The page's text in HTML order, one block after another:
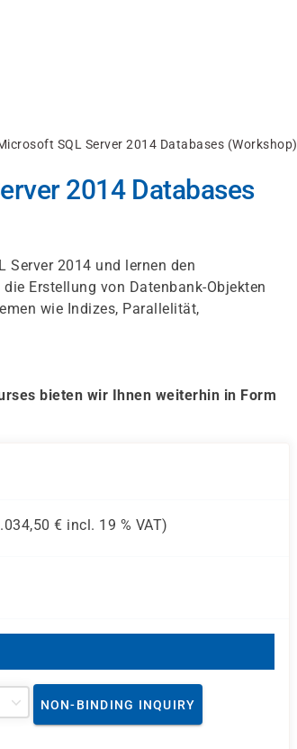
SQL Server 2014 Databases (Workshop)
2014 Databases
Server 2014 und lernen den
Erstellung von Datenbank-Objekten
wie Indizes, Parallelität,
bieten wir Ihnen weiterhin in Form
€ incl. 19 % VAT)
NON-BINDING INQUIRY